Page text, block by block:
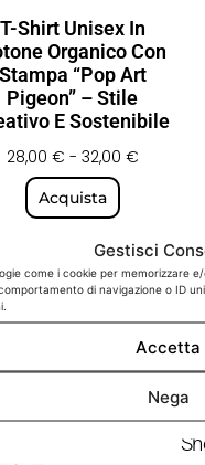
Gestisci
come i cookie per memorizzare
di navigazione o ID
Accetta
Nega
T-Shirt Unisex In
Organico Con
Stampa “Pop Art
Pigeon” – Stile
E Sostenibile
28,00 € - 32,00 €
Acquista